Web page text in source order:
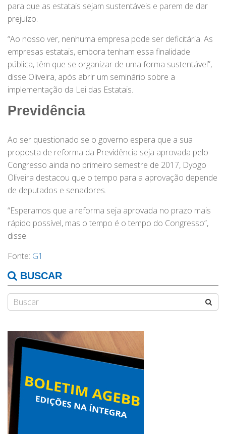
para que as estatais sejam sustentáveis e parem de dar
prejuízo.
“Ao nosso ver, nenhuma empresa pode ser deficitária. As
empresas estatais, embora tenham essa finalidade
pública, têm que se organizar de uma forma sustentável”,
disse Oliveira, após abrir um seminário sobre a
implementação da Lei das Estatais.
Previdência
Ao ser questionado se o governo espera que a sua
proposta de reforma da Previdência seja aprovada pelo
Congresso ainda no primeiro semestre de 2017, Dyogo
Oliveira destacou que o tempo para a aprovação depende
de deputados e senadores.
“Esperamos que a reforma seja aprovada no prazo mais
rápido possível, mas o tempo é o tempo do Congresso”,
disse.
Fonte: G1
BUSCAR